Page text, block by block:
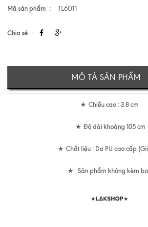
Mã sản phẩm TL6011
Chia sẻ
MÔ TẢ SẢN PHẨM
★ Chiều cao : 3.8 cm
★ Độ dài khoảng 105 cm
★ Chất liệu : Da PU cao cấp
★ Sản phẩm không kèm